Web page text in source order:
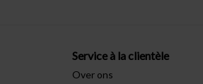
Service à la clientèle
Over ons